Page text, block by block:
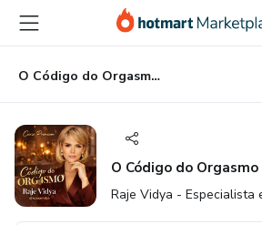
para
conteúdo
principal
para
pagamento
para
rodapé
O Código do Orgasmo | By Raje Vidya
O Código do Orgasmo
Raje Vidya - Especialista